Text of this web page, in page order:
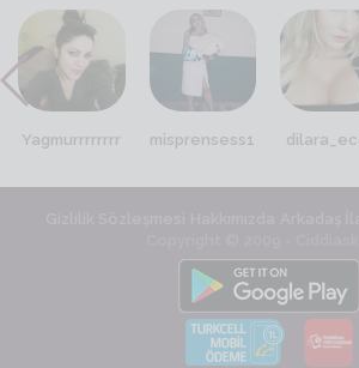
Yagmurrrrrrrr misprensess1